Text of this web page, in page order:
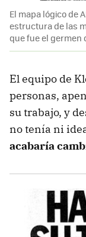
El mapa lógico de
estructura de las
que fue el germen
El equipo de
personas,
su trabajo, y
no tenía ni
acabaría